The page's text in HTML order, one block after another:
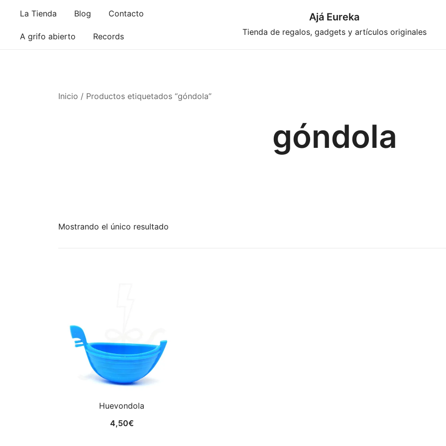
contenido
La Tienda Blog Contacto
A grifo abierto Records
Ajá Eureka
Tienda de regalos, gadgets y artículos originales
Inicio / Productos etiquetados “góndola”
góndola
Mostrando el único resultado
Huevondola
4,50€